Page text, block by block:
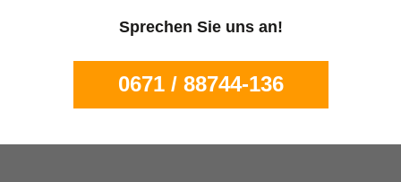
Sprechen Sie uns an!
0671 / 88744-136